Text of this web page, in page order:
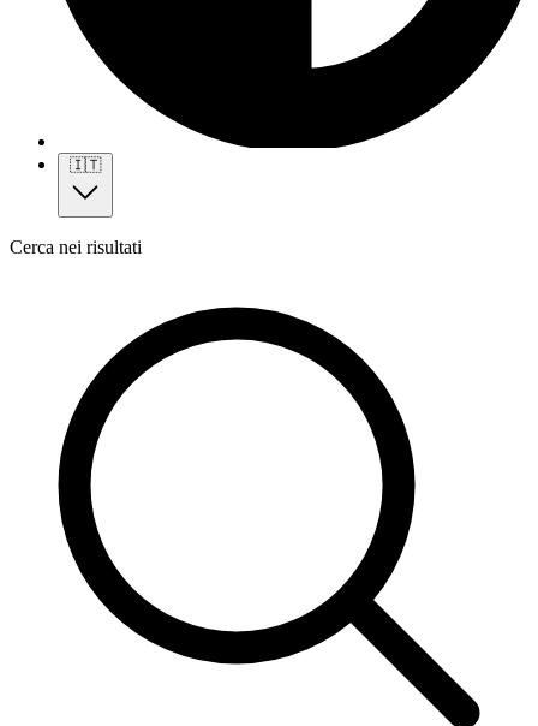
🇮🇹
Cerca nei risultati